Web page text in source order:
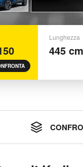
Lunghezza
445 cm